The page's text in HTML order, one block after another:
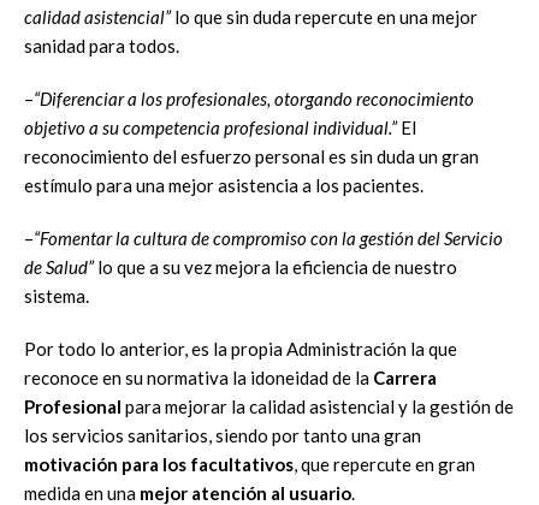
calidad asistencial”lo que sin duda repercute en una mejor
sanidad para todos.
–“Diferenciar a los profesionales, otorgando reconocimiento
objetivo a su competencia profesional individual.”El
reconocimiento del esfuerzo personal es sin duda un gran
estímulo para una mejor asistencia a los pacientes.
–“Fomentar la cultura de compromiso con la gestión del Servicio
de Salud”lo que a su vez mejora la eficiencia de nuestro
sistema.
Por todo lo anterior, es la propia Administración la que
reconoce en su normativa la idoneidad de la Carrera
Profesional para mejorar la calidad asistencial y la gestión de
los servicios sanitarios, siendo por tanto una gran
motivación para los facultativos, que repercute en gran
medida en una mejor atención al usuario.